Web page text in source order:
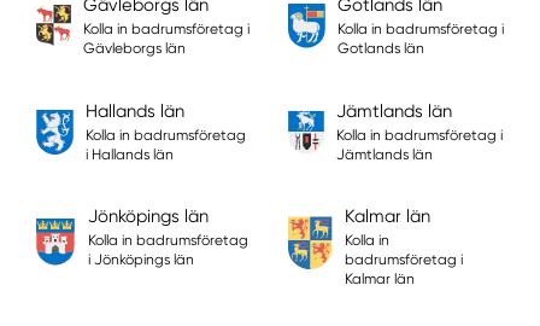
Gävleborgs län
Kolla in badrumsföretag i
Gävleborgs län
Gotlands län
Kolla in badrumsföretag i
Gotlands län
Hallands län
Kolla in badrumsföretag
i Hallands län
Jämtlands län
Kolla in badrumsföretag i
Jämtlands län
Jönköpings län
Kolla in badrumsföretag
i Jönköpings län
Kalmar län
Kolla in
badrumsföretag i
Kalmar län